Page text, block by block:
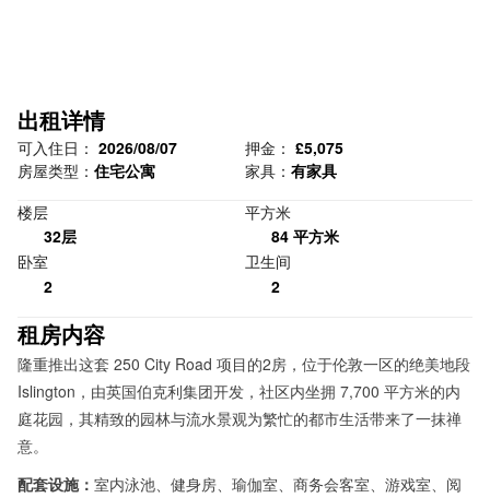
出租详情
可入住日： 2026/08/07 押金： £5,075
房屋类型： 住宅公寓 家具： 有家具
楼层
32层
平方米
84 平方米
卧室
2
卫生间
2
租房内容
隆重推出这套 250 City Road 项目的2房，位于伦敦一区的绝美地段
Islington，由英国伯克利集团开发，社区内坐拥 7,700 平方米的内
庭花园，其精致的园林与流水景观为繁忙的都市生活带来了一抹禅
意。
配套设施： 室内泳池、健身房、瑜伽室、商务会客室、游戏室、阅